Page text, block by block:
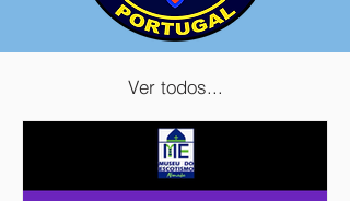
Ver todos...